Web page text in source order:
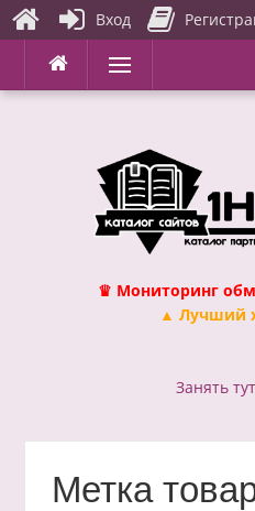
Перейти
содержимому
Меню
♛ Мониторинг
▲ Лучший
Занять
Метка
Вход